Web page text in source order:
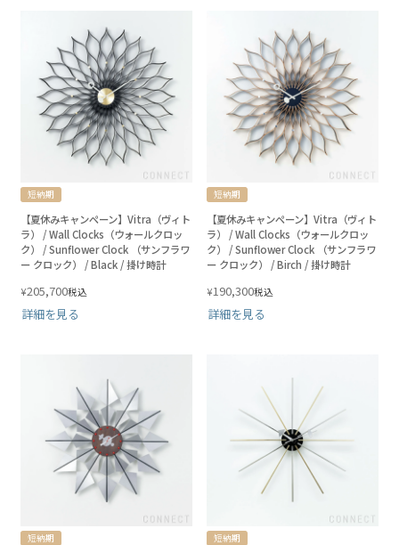
短納期
【夏休みキャンペーン】Vitra（ヴィト
ラ） / Wall Clocks（ウォールクロッ
ク） / Sunflower Clock （サンフラワ
ー クロック） / Black / 掛け時計
¥205,700税込
詳細を見る
短納期
【夏休みキャンペーン】Vitra（ヴィト
ラ） / Wall Clocks（ウォールクロッ
ク） / Sunflower Clock （サンフラワ
ー クロック） / Birch / 掛け時計
¥190,300税込
詳細を見る
短納期 短納期